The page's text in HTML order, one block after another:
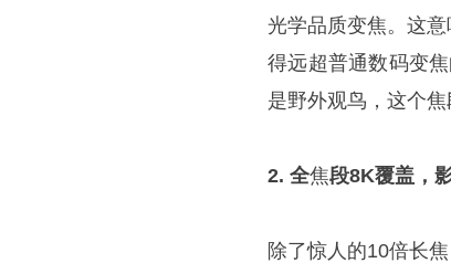
光学品质变焦。这
得远超普通数码变
是野外观鸟，这个焦
2. 全焦段8K覆盖，
除了惊人的10倍长焦